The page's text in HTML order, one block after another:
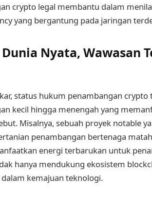
crypto legal membantu dalam
yang bergantung pada jaringan
Nyata, Wawasan
status hukum penambangan
kecil hingga menengah yang
Misalnya, sebuah proyek notable
penambangan bertenaga
energi terbarukan untuk
hanya mendukung ekosistem
kemajuan teknologi.